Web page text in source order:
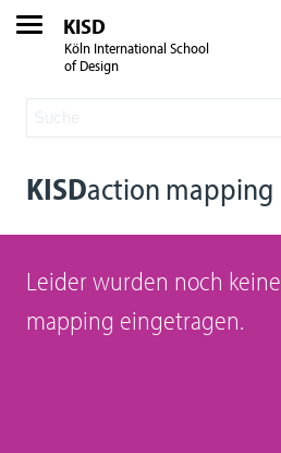
KISD
Köln International School
of Design
KISDaction mapping
Leider wurden noch keine
mapping eingetragen.